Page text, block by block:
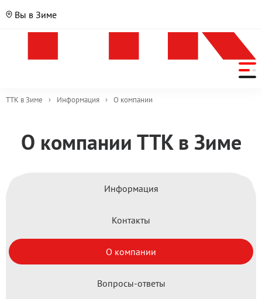
Вы в Зиме
ТТК в Зиме › Информация › О компании
О компании ТТК в Зиме
Информация
Контакты
О компании
Вопросы-ответы